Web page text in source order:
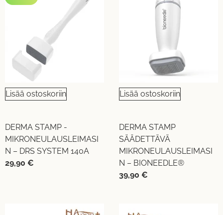
Lisää ostoskoriin
DERMA STAMP -
MIKRONEULAUSLEIMASI
N – DRS SYSTEM 140A
29,90 €
Lisää ostoskoriin
DERMA STAMP
SÄÄDETTÄVÄ
MIKRONEULAUSLEIMASI
N – BIONEEDLE®
39,90 €